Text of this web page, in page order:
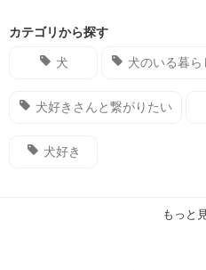
カテゴリから探す
犬
犬のいる暮ら
犬好きさんと繋がりたい
犬好き
もっと